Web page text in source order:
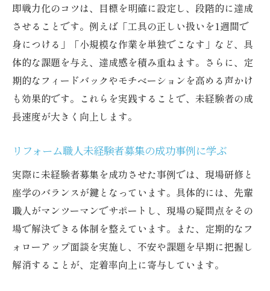
即戦力化のコツは、目標を明確に設定し、段階的に達成
させることです。例えば「工具の正しい扱いを1週間で
身につける」「小規模な作業を単独でこなす」など、具
体的な課題を与え、達成感を積み重ねます。さらに、定
期的なフィードバックやモチベーションを高める声かけ
も効果的です。これらを実践することで、未経験者の成
長速度が大きく向上します。
リフォーム職人未経験者募集の成功事例に学ぶ
実際に未経験者募集を成功させた事例では、現場研修と
座学のバランスが鍵となっています。具体的には、先輩
職人がマンツーマンでサポートし、現場の疑問点をその
場で解決できる体制を整えています。また、定期的なフ
ォローアップ面談を実施し、不安や課題を早期に把握し
解消することが、定着率向上に寄与しています。